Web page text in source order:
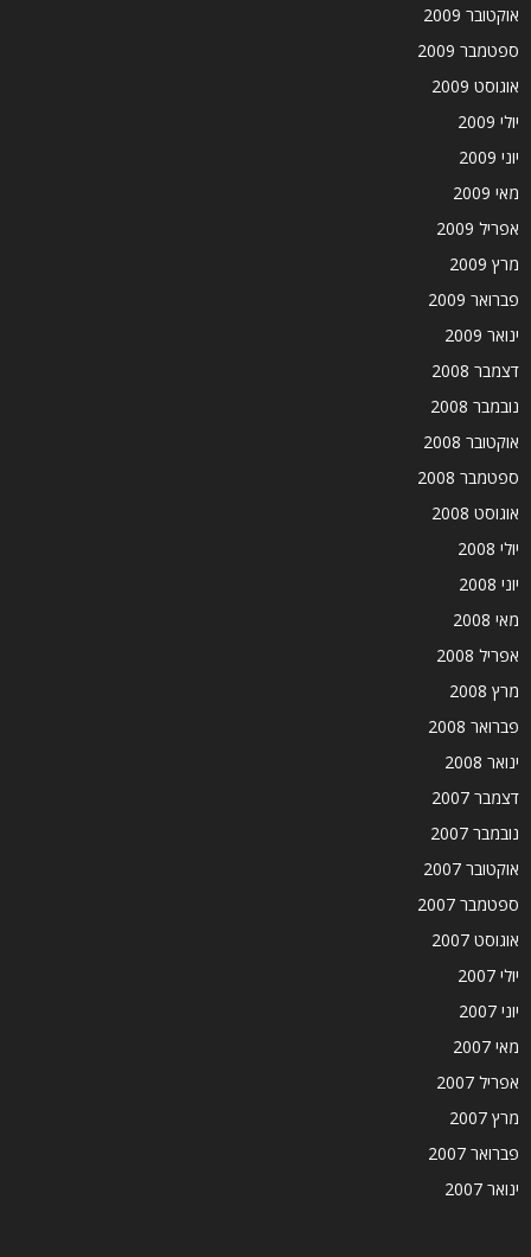
אוקטובר 2009
ספטמבר 2009
אוגוסט 2009
יולי 2009
יוני 2009
מאי 2009
אפריל 2009
מרץ 2009
פברואר 2009
ינואר 2009
דצמבר 2008
נובמבר 2008
אוקטובר 2008
ספטמבר 2008
אוגוסט 2008
יולי 2008
יוני 2008
מאי 2008
אפריל 2008
מרץ 2008
פברואר 2008
ינואר 2008
דצמבר 2007
נובמבר 2007
אוקטובר 2007
ספטמבר 2007
אוגוסט 2007
יולי 2007
יוני 2007
מאי 2007
אפריל 2007
מרץ 2007
פברואר 2007
ינואר 2007